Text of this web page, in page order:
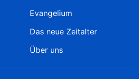
Evangelium
Das neue Zeitalter
Über uns